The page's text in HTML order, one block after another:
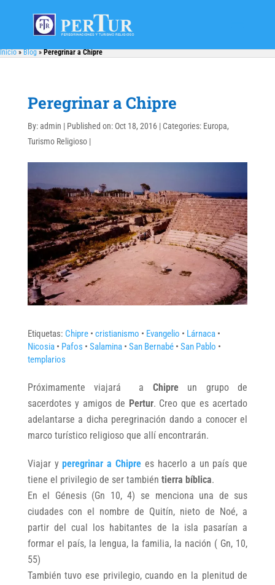
Inicio»Blog»Peregrinar a Chipre
Peregrinar a Chipre
By:admin | Published on: Oct 18, 2016 | Categories: Europa,
Turismo Religioso |
Etiquetas: Chipre• cristianismo • Evangelio • Lárnaca•
Nicosia• Pafos • Salamina• San Bernabé• San Pablo •
templarios
Próximamente viajará a Chipreun grupo de
sacerdotes y amigos de Pertur. Creo que es acertado
adelantarse a dicha peregrinación dando a conocer el
marco turístico religioso que allí encontrarán.
Viajar yperegrinar a Chipre es hacerlo a un país que
tiene el privilegio de ser también tierra bíblica.
En el Génesis (Gn 10, 4) se menciona una de sus
ciudades con el nombre de Quitín, nieto de Noé, a
partir del cual los habitantes de la isla pasarían a
formar el país, la lengua, la familia, la nación ( Gn, 10,
55)
También tuvo ese privilegio, cuando en la plenitud de